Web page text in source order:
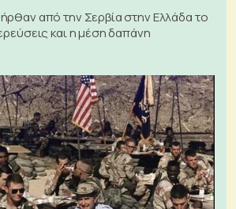
από την Σερβία στην Ελλάδα το
και η μέση δαπάνη